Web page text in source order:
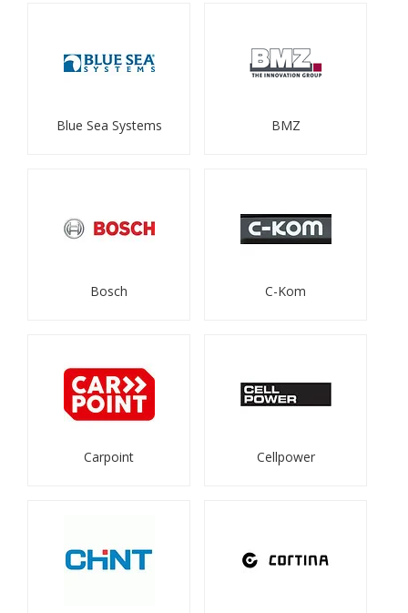
Blue Sea Systems BMZ
Bosch C-Kom
Carpoint Cellpower